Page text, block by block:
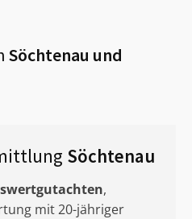
Söchtenau und
Söchtenau
,
mit 20-jähriger